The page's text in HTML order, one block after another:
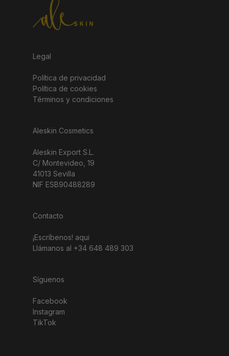
Legal
Política de privacidad
Política de cookies
Términos y condiciones
Aleskin Cosmetics
Aleskin Export S.L.
C/ Montevideo, 19
41013 Sevilla
NIF ESB90488289
Contacto
¡Escríbenos! aqui
Llámanos al +34 648 489 303
Síguenos
Facebook
Instagram
TikTok